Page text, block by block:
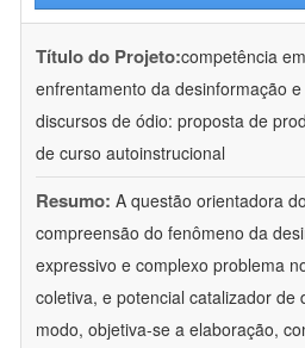
Título do Projeto:competência
enfrentamento da desinformação
discursos de ódio: proposta de
de curso autoinstrucional
Resumo: A questão orientadora
compreensão do fenômeno da
expressivo e complexo problema
coletiva, e potencial catalizador de
modo, objetiva-se a elaboração,